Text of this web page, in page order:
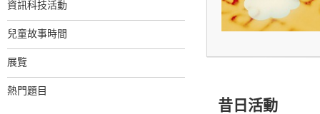
資訊科技活動
兒童故事時間
展覽
熱門題目
昔日活動